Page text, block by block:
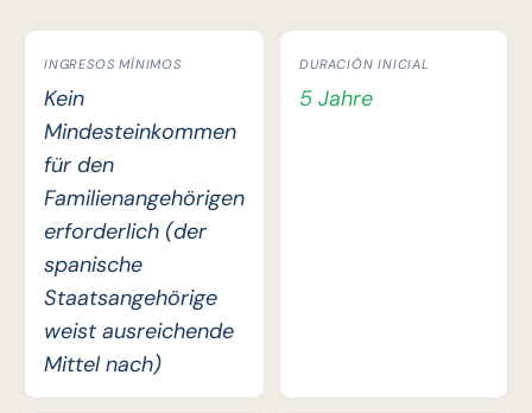
INGRESOS MÍNIMOS
Kein
Mindesteinkommen
für den
Familienangehörigen
erforderlich (der
spanische
Staatsangehörige
weist ausreichende
Mittel nach)
DURACIÓN INICIAL
5 Jahre